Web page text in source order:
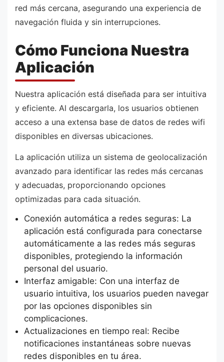
red más cercana, asegurando una experiencia de
navegación fluida y sin interrupciones.
Cómo Funciona Nuestra
Aplicación
Nuestra aplicación está diseñada para ser intuitiva
y eficiente. Al descargarla, los usuarios obtienen
acceso a una extensa base de datos de redes wifi
disponibles en diversas ubicaciones.
La aplicación utiliza un sistema de geolocalización
avanzado para identificar las redes más cercanas
y adecuadas, proporcionando opciones
optimizadas para cada situación.
Conexión automática a redes seguras: La
aplicación está configurada para conectarse
automáticamente a las redes más seguras
disponibles, protegiendo la información
personal del usuario.
Interfaz amigable: Con una interfaz de
usuario intuitiva, los usuarios pueden navegar
por las opciones disponibles sin
complicaciones.
Actualizaciones en tiempo real: Recibe
notificaciones instantáneas sobre nuevas
redes disponibles en tu área.